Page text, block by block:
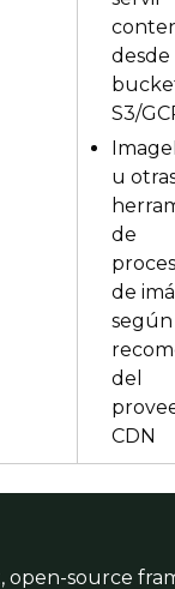
desde
S3/
u
de
de
según
del
CDN
open-source